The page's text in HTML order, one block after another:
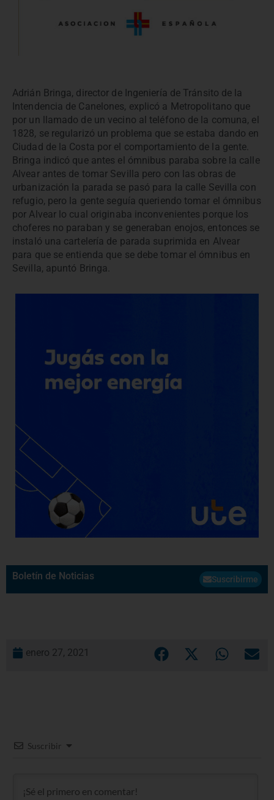
Adrián Bringa, director de Ingeniería de Tránsito de la
Intendencia de Canelones, explicó a Metropolitano que
por un llamado de un vecino al teléfono de la comuna, el
1828, se regularizó un problema que se estaba dando en
Ciudad de la Costa por el comportamiento de la gente.
Bringa indicó que antes el ómnibus paraba sobre la calle
Alvear antes de tomar Sevilla pero con las obras de
urbanización la parada se pasó para la calle Sevilla con
refugio, pero la gente seguía queriendo tomar el ómnibus
por Alvear lo cual originaba inconvenientes porque los
choferes no paraban y se generaban enojos, entonces se
instaló una cartelería de parada suprimida en Alvear
para que se entienda que se debe tomar el ómnibus en
Sevilla, apuntó Bringa.
Boletín de Noticias Suscribirme
enero 27, 2021
Suscribir